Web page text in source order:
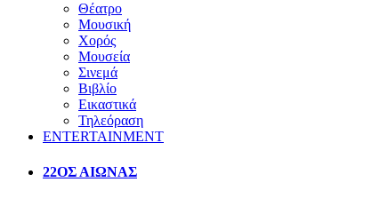
Θέατρο
Μουσική
Χορός
Μουσεία
Σινεμά
Βιβλίο
Εικαστικά
Τηλεόραση
ENTERTAINMENT
22ΟΣ ΑΙΩΝΑΣ